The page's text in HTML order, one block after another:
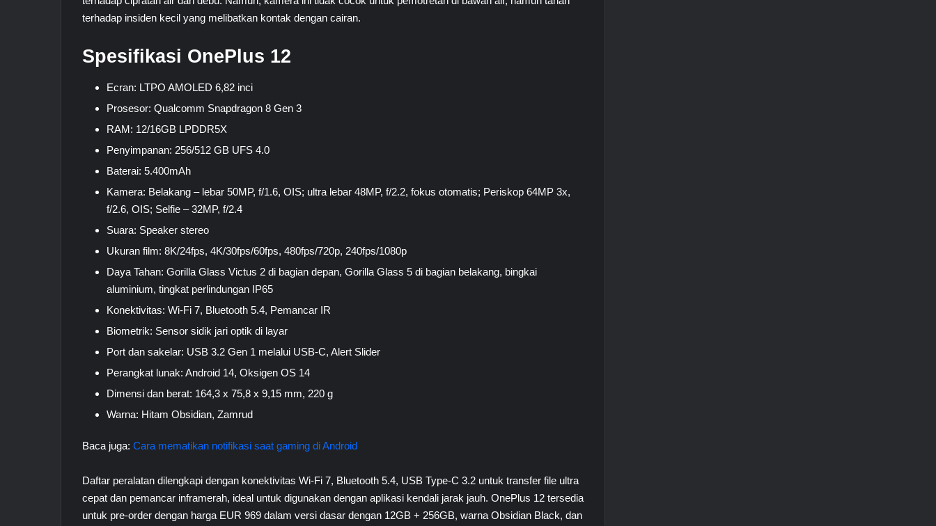
terhadap insiden kecil yang melibatkan kontak dengan cairan.
Spesifikasi OnePlus 12
Ecran: LTPO AMOLED 6,82 inci
Prosesor: Qualcomm Snapdragon 8 Gen 3
RAM: 12/16GB LPDDR5X
Penyimpanan: 256/512 GB UFS 4.0
Baterai: 5.400mAh
Kamera: Belakang – lebar 50MP, f/1.6, OIS; ultra lebar 48MP, f/2.2, fokus otomatis; Periskop 64MP 3x,
f/2.6, OIS; Selfie – 32MP, f/2.4
Suara: Speaker stereo
Ukuran film: 8K/24fps, 4K/30fps/60fps, 480fps/720p, 240fps/1080p
Daya Tahan: Gorilla Glass Victus 2 di bagian depan, Gorilla Glass 5 di bagian belakang, bingkai
aluminium, tingkat perlindungan IP65
Konektivitas: Wi-Fi 7, Bluetooth 5.4, Pemancar IR
Biometrik: Sensor sidik jari optik di layar
Port dan sakelar: USB 3.2 Gen 1 melalui USB-C, Alert Slider
Perangkat lunak: Android 14, Oksigen OS 14
Dimensi dan berat: 164,3 x 75,8 x 9,15 mm, 220 g
Warna: Hitam Obsidian, Zamrud
Baca juga: Cara mematikan notifikasi saat gaming di Android
Daftar peralatan dilengkapi dengan konektivitas Wi-Fi 7, Bluetooth 5.4, USB Type-C 3.2 untuk transfer file ultra
cepat dan pemancar inframerah, ideal untuk digunakan dengan aplikasi kendali jarak jauh. OnePlus 12 tersedia
untuk pre-order dengan harga EUR 969 dalam versi dasar dengan 12GB + 256GB, warna Obsidian Black, dan